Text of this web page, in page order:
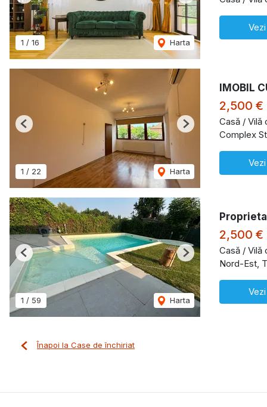
1 / 16 Harta
1 / 22 Harta
Previous Next
IMOBIL
2,500 €
Casă / Vilă
Complex
1 / 59 Harta
Previous Next
2,500 €
Casă / Vilă
Nord-Est,
Înapoi la Case de închiriat